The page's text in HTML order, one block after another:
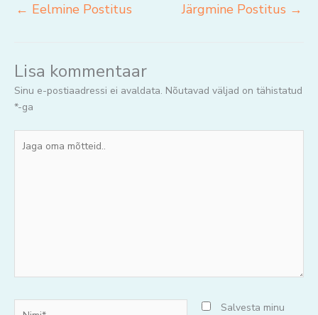
← Eelmine Postitus Järgmine Postitus →
Lisa kommentaar
Sinu e-postiaadressi ei avaldata. Nõutavad väljad on tähistatud
*-ga
oma
Salvesta minu